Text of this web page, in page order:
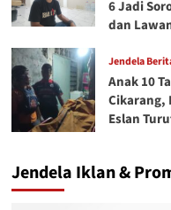
6 Jadi
dan
Jendela
Anak 10
Cikarang,
Eslan
Jendela Iklan &